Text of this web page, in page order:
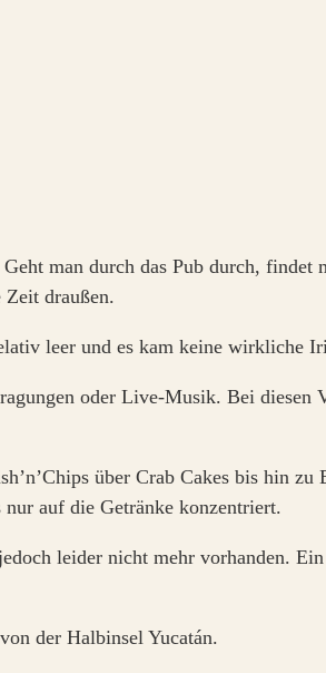
man durch das Pub durch,
draußen.
leer und es kam keine wirkliche
oder Live-Musik. Bei
über Crab Cakes bis hin
auf die Getränke konzentriert.
leider nicht mehr vorhanden.
der Halbinsel Yucatán.